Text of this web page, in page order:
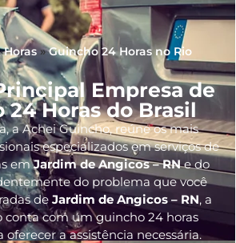
»Guincho 24 Horas no Rio
Empresa de
24 Horas do Brasil
aAchei Guincho, reúne os mais
especializados em serviços de
emJardim de Angicos – RNe do
do problema que você
de Jardim de Angicos – RN, a
conta com um guincho 24 horas
oferecer a assistência necessária.